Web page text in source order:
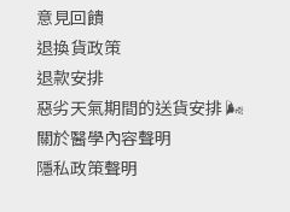
意見回饋
退換貨政策
退款安排
惡劣天氣期間的送貨安排🌬
關於醫學內容聲明
隱私政策聲明